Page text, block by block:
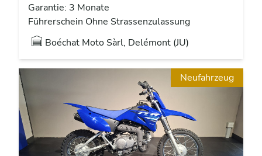
Garantie: 3 Monate
Führerschein Ohne Strassenzulassung
Boéchat Moto Sàrl, Delémont (JU)
Neufahrzeug